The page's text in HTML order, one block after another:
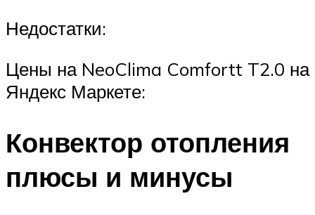
Недостатки:
Цены на NeoClima Comfortt T2.0 на
Яндекс Маркете:
Конвектор отопления
плюсы и минусы